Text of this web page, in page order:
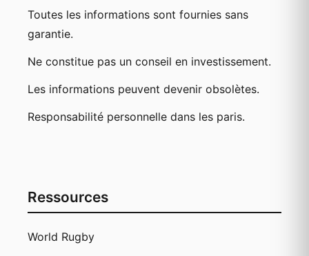
Toutes les informations sont fournies sans
garantie.
Ne constitue pas un conseil en investissement.
Les informations peuvent devenir obsolètes.
Responsabilité personnelle dans les paris.
Ressources
World Rugby